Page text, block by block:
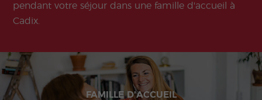
pendant votre séjour dans une famille d'accueil à
Cadix.
FAMILLE D'ACCUEIL